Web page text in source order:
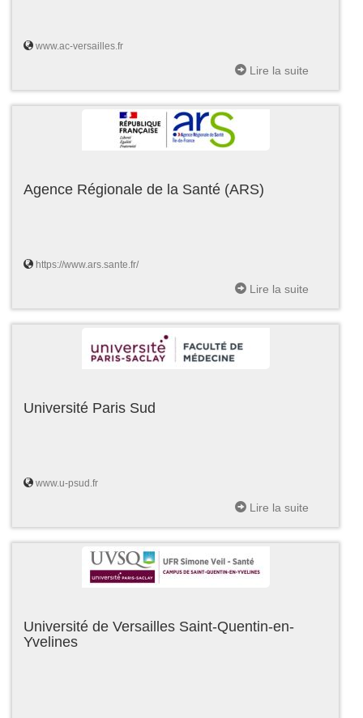
www.ac-versailles.fr
Lire la suite
Agence Régionale de la Santé (ARS)
https://www.ars.sante.fr/
Lire la suite
Université Paris Sud
www.u-psud.fr
Lire la suite
Université de Versailles Saint-Quentin-en-
Yvelines